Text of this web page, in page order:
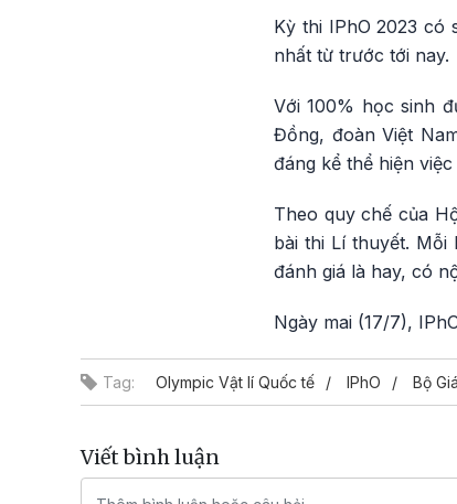
Kỳ thi IPhO 2023 có
nhất từ trước tới nay.
Với 100% học sinh
Đồng, đoàn Việt
đáng kể thể hiện
Theo quy chế của
bài thi Lí thuyết.
đánh giá là hay, có
Ngày mai (17/7),
Tag: Olympic Vật lí Quốc tế IPhO Bộ
Viết bình luận